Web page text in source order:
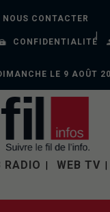
NOUS CONTACTER
CONFIDENTIALITÉ
LE 9 AOÛT
RADIO WEB TV